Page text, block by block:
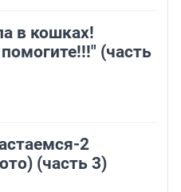
в кошках!
(часть
2
(часть 3)